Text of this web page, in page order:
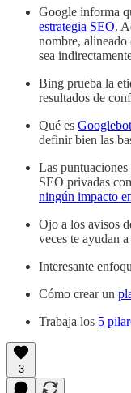
Google informa
estrategia SEO.
nombre,
sea
Bing prueba la
resultados de
Qué es Googlebot
definir bien las
Las
SEO privadas
ningún impacto
Ojo a los avisos
veces te ayudan
Interesante
Cómo crear un
Trabaja los 5
3